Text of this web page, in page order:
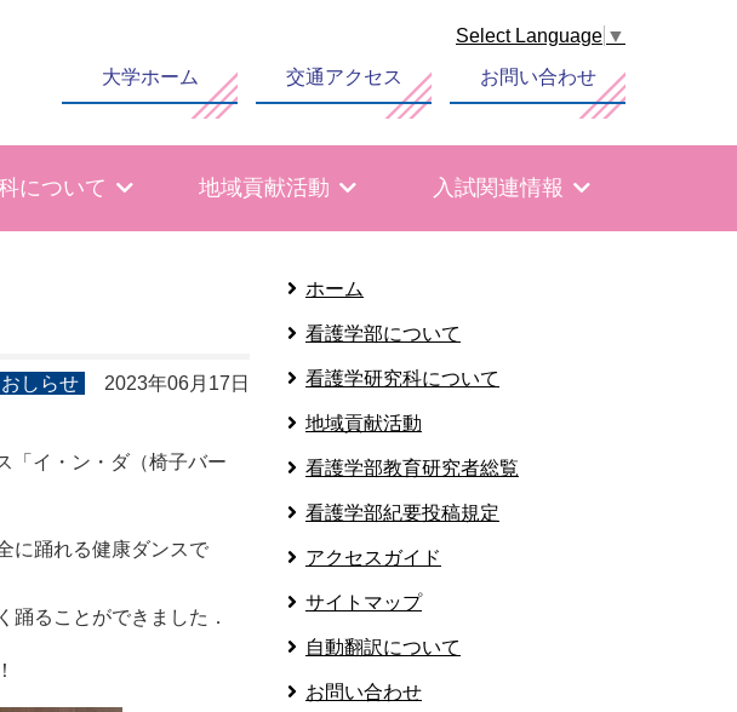
Select Language ▼
大学ホーム
交通アクセス お問い合わせ
について 地域貢献活動 入試関連情報
おしらせ 2023年06月17日
「イ・ン・ダ（椅子バー
に踊れる健康ダンスで
ることができました．
ホーム
看護学部について
看護学研究科について
地域貢献活動
看護学部教育研究者総覧
看護学部紀要投稿規定
アクセスガイド
サイトマップ
自動翻訳について
お問い合わせ